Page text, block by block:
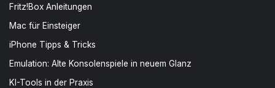
Fritz!Box Anleitungen
Mac für Einsteiger
iPhone Tipps & Tricks
Emulation: Alte Konsolenspiele in neuem Glanz
KI-Tools in der Praxis